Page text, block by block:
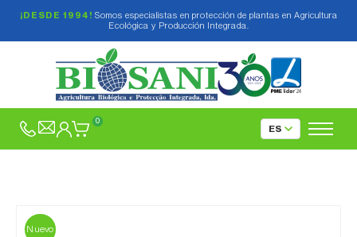
¡DESDE 1994! Somos especialistas en protección de plantas en Agricultura
Ecológica y Producción Integrada.
0
Nuevo